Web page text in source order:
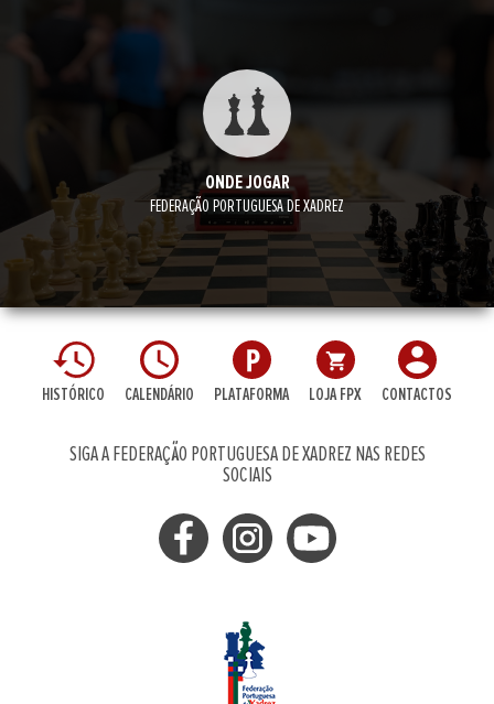
ONDE JOGAR
FEDERAÇÃO PORTUGUESA DE XADREZ
HISTÓRICO CALENDÁRIO PLATAFORMA LOJA FPX CONTACTOS
SIGA A FEDERAÇÃO PORTUGUESA DE XADREZ NAS REDES
SOCIAIS